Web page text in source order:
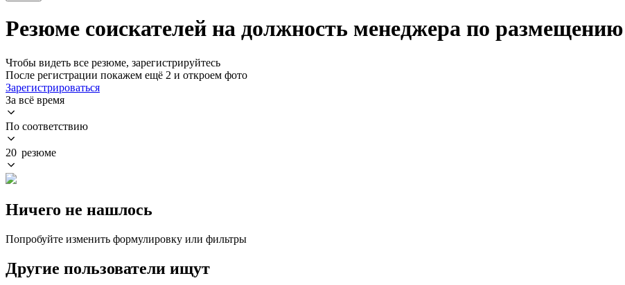
Резюме соискателей на должность менеджера по
Чтобы видеть все резюме, зарегистрируйтесь
После регистрации покажем ещё 2 и откроем фото
Зарегистрироваться
За всё время
По соответствию
20 резюме
Ничего не нашлось
Попробуйте изменить формулировку или фильтры
Другие пользователи ищут